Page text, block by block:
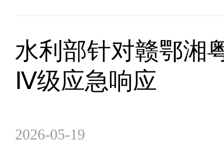
水利部针对赣鄂湘
Ⅳ级应急响应
2026-05-19